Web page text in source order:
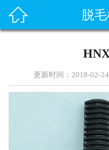
 脱
更新时间：2018-02-